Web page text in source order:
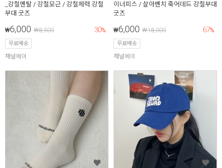
_강철멘탈 / 강철모근 / 강철체력 강철
부대 굿즈
₩6,000 ₩8,500 30%
무료배송
채널에이
이너피스 / 살아벤치 죽어데드 강철부대
굿즈
₩6,000 ₩18,000 67%
무료배송
채널에이